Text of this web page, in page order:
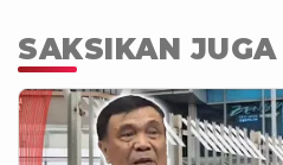
SAKSIKAN JUGA